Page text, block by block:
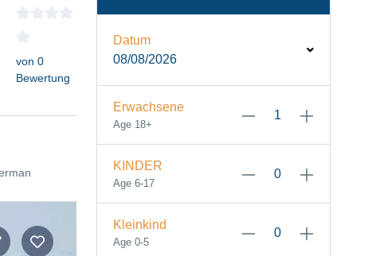
von 0
Bewertung
Datum
08/08/2026
Erwachsene
Age 18+
KINDER
Age 6-17
Kleinkind
Age 0-5